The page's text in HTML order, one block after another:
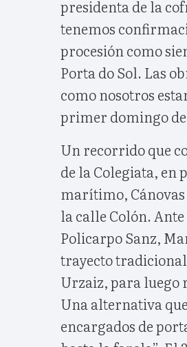
presidenta de la
tenemos
procesión como
Porta do Sol. Las
como nosotros
primer domingo de
Un recorrido que
de la Colegiata, en
marítimo,
la calle Colón.
Policarpo Sanz,
trayecto
Urzaiz, para luego
Una alternativa
encargados de